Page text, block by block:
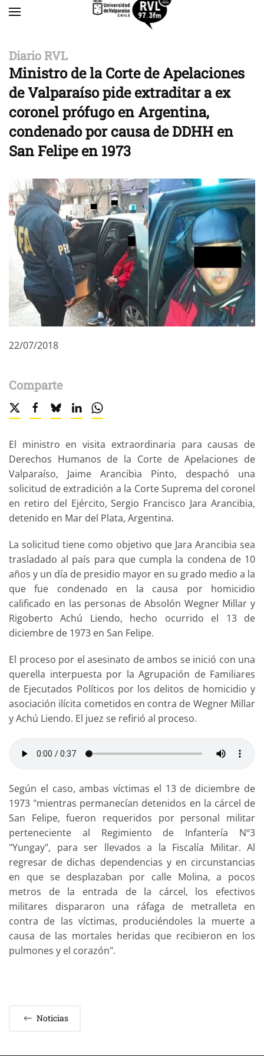
Diario RVL
Ministro de la Corte de Apelaciones
de Valparaíso pide extraditar a ex
coronel prófugo en Argentina,
condenado por causa de DDHH en
San Felipe en 1973
22/07/2018
Comparte
El ministro en visita extraordinaria para causas de
Derechos Humanos de la Corte de Apelaciones de
Valparaíso, Jaime Arancibia Pinto, despachó una
solicitud de extradición a la Corte Suprema del coronel
en retiro del Ejército, Sergio Francisco Jara Arancibia,
detenido en Mar del Plata, Argentina.
La solicitud tiene como objetivo que Jara Arancibia sea
trasladado al país para que cumpla la condena de 10
años y un día de presidio mayor en su grado medio a la
que fue condenado en la causa por homicidio
calificado en las personas de Absolón Wegner Millar y
Rigoberto Achú Liendo, hecho ocurrido el 13 de
diciembre de 1973 en San Felipe.
El proceso por el asesinato de ambos se inició con una
querella interpuesta por la Agrupación de Familiares
de Ejecutados Políticos por los delitos de homicidio y
asociación ilícita cometidos en contra de Wegner Millar
y Achú Liendo. El juez se refirió al proceso.
Según el caso, ambas víctimas el 13 de diciembre de
1973 "mientras permanecían detenidos en la cárcel de
San Felipe, fueron requeridos por personal militar
perteneciente al Regimiento de Infantería Nº3
"Yungay", para ser llevados a la Fiscalía Militar. Al
regresar de dichas dependencias y en circunstancias
en que se desplazaban por calle Molina, a pocos
metros de la entrada de la cárcel, los efectivos
militares dispararon una ráfaga de metralleta en
contra de las víctimas, produciéndoles la muerte a
causa de las mortales heridas que recibieron en los
pulmones y el corazón".
Noticias